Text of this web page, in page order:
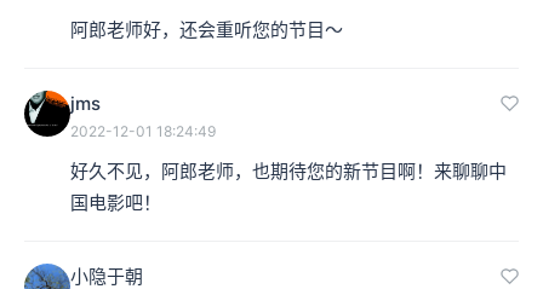
阿郎老师好，还会重听您的节目～
jms
2022-12-01 18:24:49
好久不见，阿郎老师，也期待您的新节目啊！来聊聊中
国电影吧！
小隐于朝